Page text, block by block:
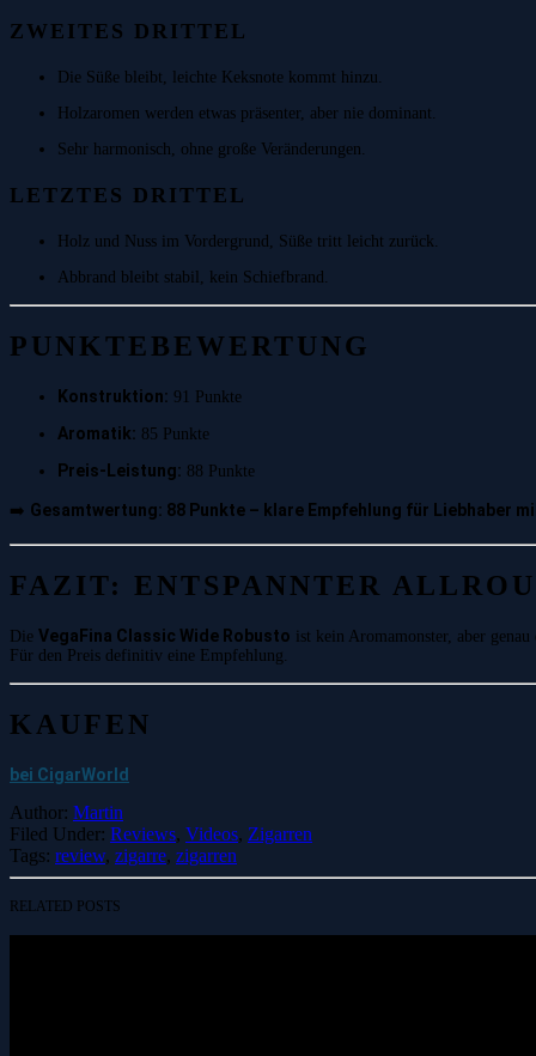
ZWEITES DRITTEL
Die Süße bleibt, leichte Keksnote kommt hinzu.
Holzaromen werden etwas präsenter, aber nie dominant.
Sehr harmonisch, ohne große Veränderungen.
LETZTES DRITTEL
Holz und Nuss im Vordergrund, Süße tritt leicht zurück.
Abbrand bleibt stabil, kein Schiefbrand.
PUNKTEBEWERTUNG
Konstruktion: 91 Punkte
Aromatik: 85 Punkte
Preis-Leistung: 88 Punkte
➡️ Gesamtwertung: 88 Punkte – klare Empfehlung für Liebhaber
FAZIT: ENTSPANNTER
Die VegaFina Classic Wide Robusto ist kein Aromamonster, aber
Für den Preis definitiv eine Empfehlung.
KAUFEN
bei CigarWorld
Author: Martin
Filed Under: Reviews, Videos, Zigarren
Tags: review, zigarre, zigarren
RELATED POSTS